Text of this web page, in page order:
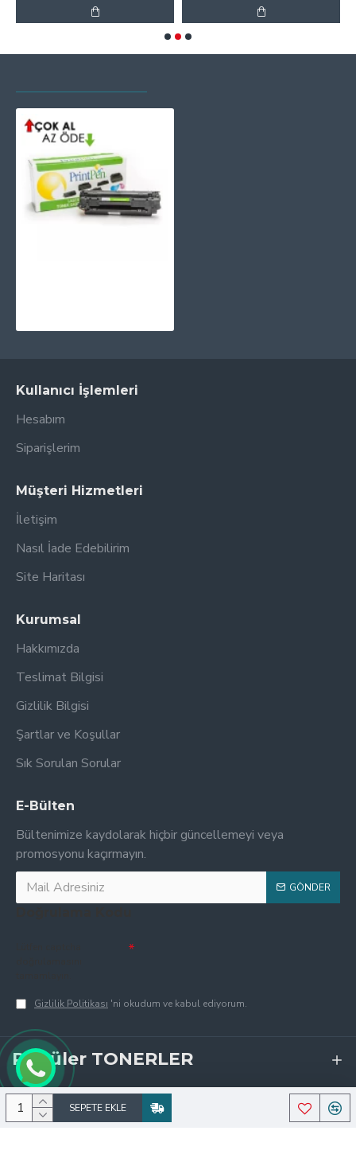
SEPETE EKLE
Kullanıcı İşlemleri
Hesabım
Siparişlerim
Müşteri Hizmetleri
İletişim
Nasıl İade Edebilirim
Site Haritası
Kurumsal
Hakkımızda
Teslimat Bilgisi
Gizlilik Bilgisi
Şartlar ve Koşullar
Sık Sorulan Sorular
E-Bülten
Bültenimize kaydolarak hiçbir güncellemeyi veya
promosyonu kaçırmayın.
GÖNDER
Gizlilik Politikası 'ni okudum ve kabul ediyorum.
Popüler TONERLER